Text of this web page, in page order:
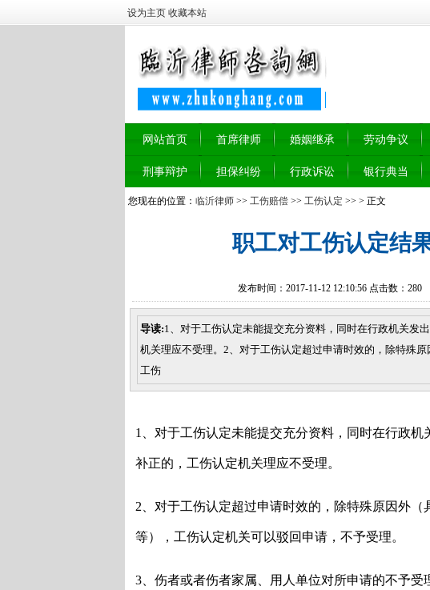
设为主页 收藏本站
网站首页 首席律师 婚姻继承 劳动争议
刑事辩护 担保纠纷 行政诉讼 银行典当
您现在的位置： 临沂律师 >> 工伤赔偿 >> 工伤认定 >> > 正文
职工对工伤认定结
发布时间：2017-11-12 12:10:56 点击数： 280
导读:1、对于工伤认定未能提交充分资料，同时在行政机关发
机关理应不受理。2、对于工伤认定超过申请时效的，除特殊
工伤
1、对于工伤认定未能提交充分资料，同时在行政
补正的，工伤认定机关理应不受理。
2、对于工伤认定超过申请时效的，除特殊原因外
等），工伤认定机关可以驳回申请，不予受理。
3、伤者或者伤者家属、用人单位对所申请的不予